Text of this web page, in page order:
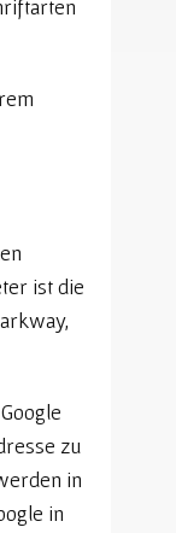
ist die
zu
in
in